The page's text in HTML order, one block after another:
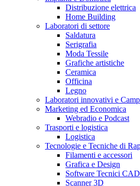
Distribuzione elettrica
Home Building
Laboratori di settore
Saldatura
Serigrafia
Moda Tessile
Grafiche artistiche
Ceramica
Officina
Legno
Laboratori innovativi e
Marketing ed Economica
Webradio e Podcast
Trasporti e logistica
Logistica
Tecnologie e Tecniche di
Filamenti e accessori
Grafica e Design
Software Tecnici CAD
Scanner 3D